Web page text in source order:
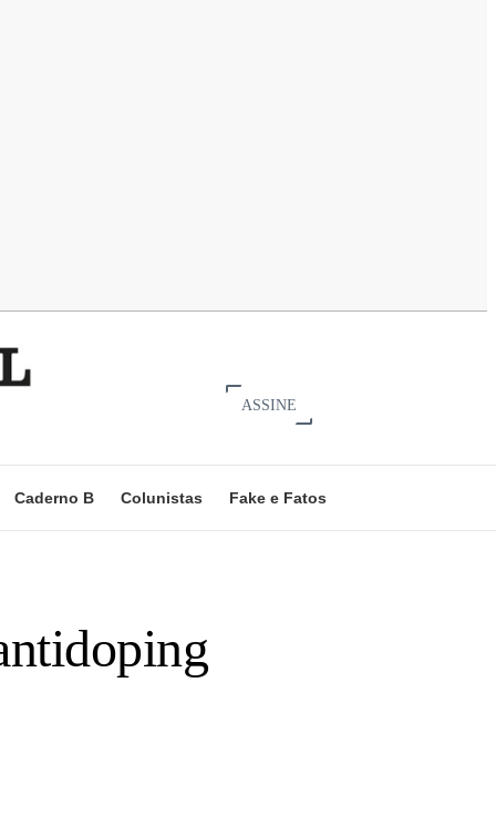
ASSINE
Caderno B Colunistas Fake e Fatos